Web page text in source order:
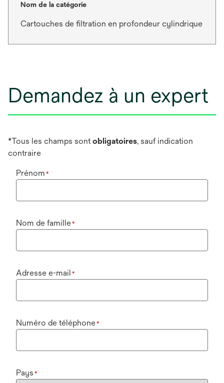
Nom de la catégorie
Cartouches de filtration en profondeur cylindrique
Demandez à un expert
*Tous les champs sontobligatoires, sauf indication
contraire
Prénom *
Nom de famille*
Adresse e-mail *
Numéro de téléphone*
Pays *